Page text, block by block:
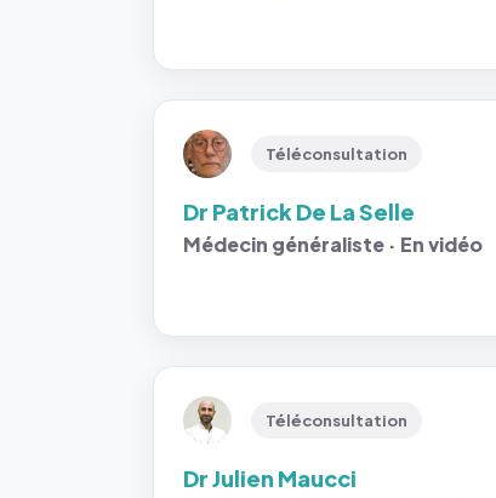
Téléconsultation
Dr Patrick De La Selle
Médecin généraliste · En vidéo
Téléconsultation
Dr Julien Maucci